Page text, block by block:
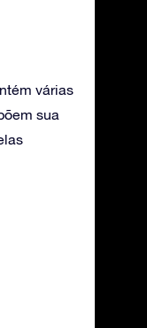
várias
sua